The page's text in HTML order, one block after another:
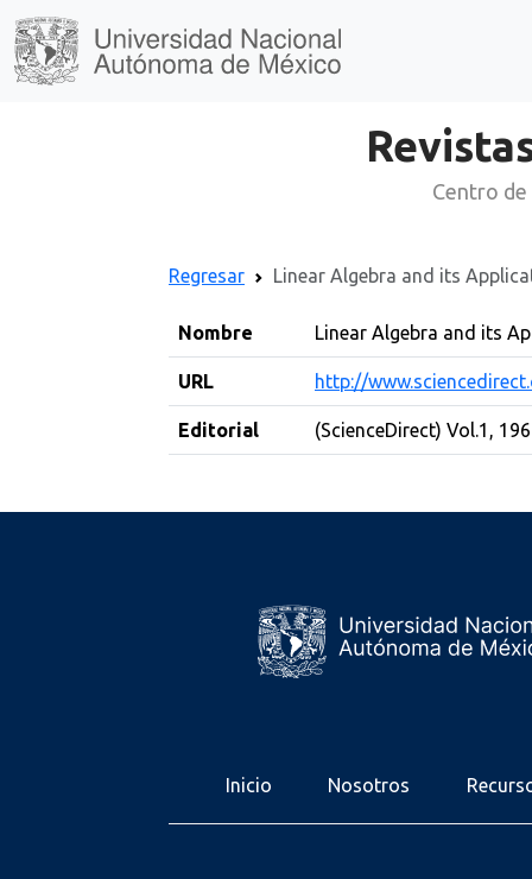
Centro de
Regresar Linear Algebra and its
Nombre Linear Algebra and its
URL http://
Editorial (ScienceDirect) Vol.1,
Inicio Nosotros